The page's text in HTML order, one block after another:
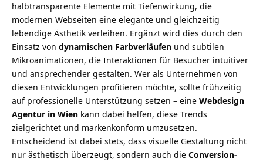
halbtransparente Elemente mit Tiefenwirkung, die
modernen Webseiten eine elegante und gleichzeitig
lebendige Ästhetik verleihen. Ergänzt wird dies durch den
Einsatz von dynamischen Farbverläufen und subtilen
Mikroanimationen, die Interaktionen für Besucher intuitiver
und ansprechender gestalten. Wer als Unternehmen von
diesen Entwicklungen profitieren möchte, sollte frühzeitig
auf professionelle Unterstützung setzen – eine Webdesign
Agentur in Wien kann dabei helfen, diese Trends
zielgerichtet und markenkonform umzusetzen.
Entscheidend ist dabei stets, dass visuelle Gestaltung nicht
nur ästhetisch überzeugt, sondern auch die Conversion-